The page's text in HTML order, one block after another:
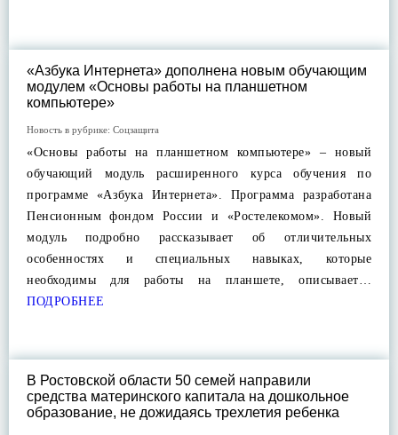
«Азбука Интернета» дополнена новым обучающим
модулем «Основы работы на планшетном
компьютере»
Новость в рубрике: Соцзащита
«Основы работы на планшетном компьютере» – новый
обучающий модуль расширенного курса обучения по
программе «Азбука Интернета». Программа разработана
Пенсионным фондом России и «Ростелекомом». Новый
модуль подробно рассказывает об отличительных
особенностях и специальных навыках, которые
необходимы для работы на планшете, описывает…
ПОДРОБНЕЕ
В Ростовской области 50 семей направили
средства материнского капитала на дошкольное
образование, не дожидаясь трехлетия ребенка